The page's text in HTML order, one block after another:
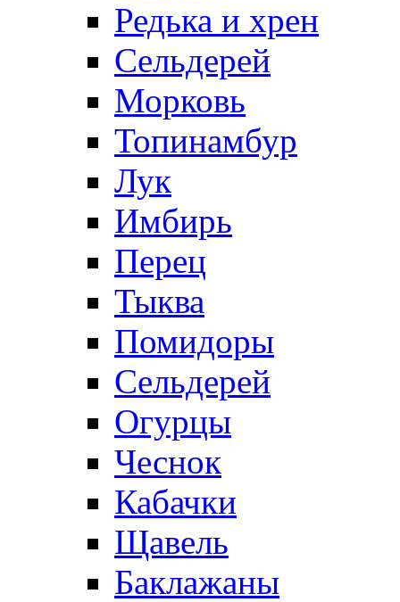
Редька и хрен
Сельдерей
Морковь
Топинамбур
Лук
Имбирь
Перец
Тыква
Помидоры
Сельдерей
Огурцы
Чеснок
Кабачки
Щавель
Баклажаны